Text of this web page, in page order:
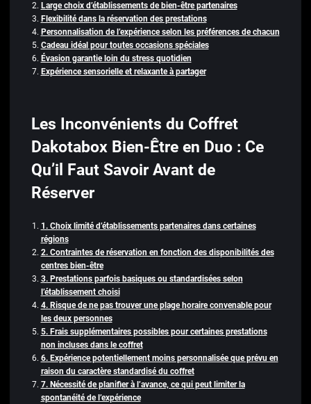
Large choix d’établissements de bien-être partenaires
Flexibilité dans la réservation des prestations
Personnalisation de l’expérience selon les préférences de chacun
Cadeau idéal pour toutes occasions spéciales
Évasion garantie loin du stress quotidien
Expérience sensorielle et relaxante à partager
Les Inconvénients du Coffret
Dakotabox Bien-Être en Duo : Ce
Qu’il Faut Savoir Avant de
Réserver
1. Choix limité d’établissements partenaires dans certaines
régions
2. Contraintes de réservation en fonction des disponibilités des
centres bien-être
3. Prestations parfois basiques ou standardisées selon
l’établissement choisi
4. Risque de ne pas trouver une plage horaire convenable pour
les deux personnes
5. Frais supplémentaires possibles pour certaines prestations
non incluses dans le coffret
6. Expérience potentiellement moins personnalisée que prévu en
raison du caractère standardisé du coffret
7. Nécessité de planifier à l’avance, ce qui peut limiter la
spontanéité de l’expérience